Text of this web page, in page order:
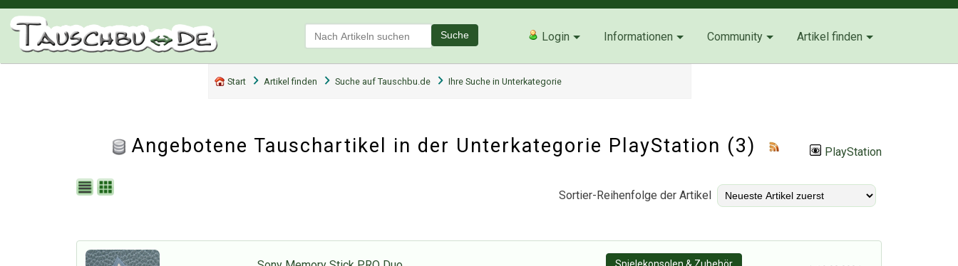
Suche Login Informationen Community Artikel finden
Start Artikel finden Suche auf Tauschbu.de Ihre Suche in Unterkategorie
PlayStation
Angebotene Tauschartikel in der Unterkategorie PlayStation (3)
Sortier-Reihenfolge der Artikel
Spielekonsolen & Zubehör